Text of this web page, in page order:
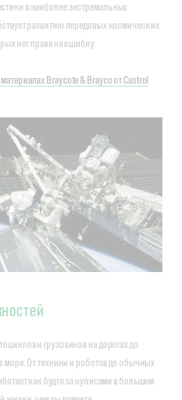
в наиболее экстремальных
развитию передовых космических
нет права на ошибку.
Braycote & Brayco от Castrol
и грузовиков на дорогах до
море. От техники и роботов до обычных
как будто за кулисами в большем